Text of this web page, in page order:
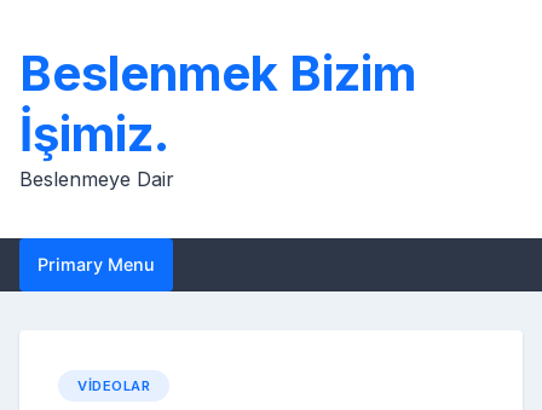
content
Beslenmek Bizim
İşimiz.
Beslenmeye Dair
Primary Menu
VIDEOLAR